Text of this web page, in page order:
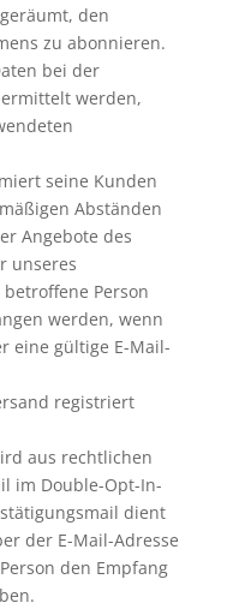
den
zu abonnieren.
bei der
werden,
seine Kunden
Abständen
Angebote des
unseres
Person
werden, wenn
eine gültige E-Mail-
registriert
aus rechtlichen
im Double-Opt-In-
dient
der E-Mail-Adresse
den Empfang